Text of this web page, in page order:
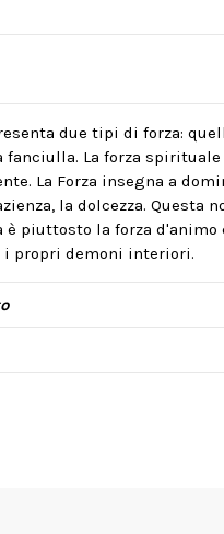
due tipi di forza:
La forza
La Forza insegna a
la dolcezza. Questa
è piuttosto la forza
i propri demoni interiori.